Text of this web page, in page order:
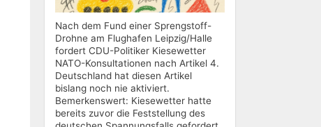
Nach dem Fund einer Sprengstoff-
Drohne am Flughafen Leipzig/Halle
fordert CDU-Politiker Kiesewetter
NATO-Konsultationen nach Artikel 4.
Deutschland hat diesen Artikel
bislang noch nie aktiviert.
Bemerkenswert: Kiesewetter hatte
bereits zuvor die Feststellung des